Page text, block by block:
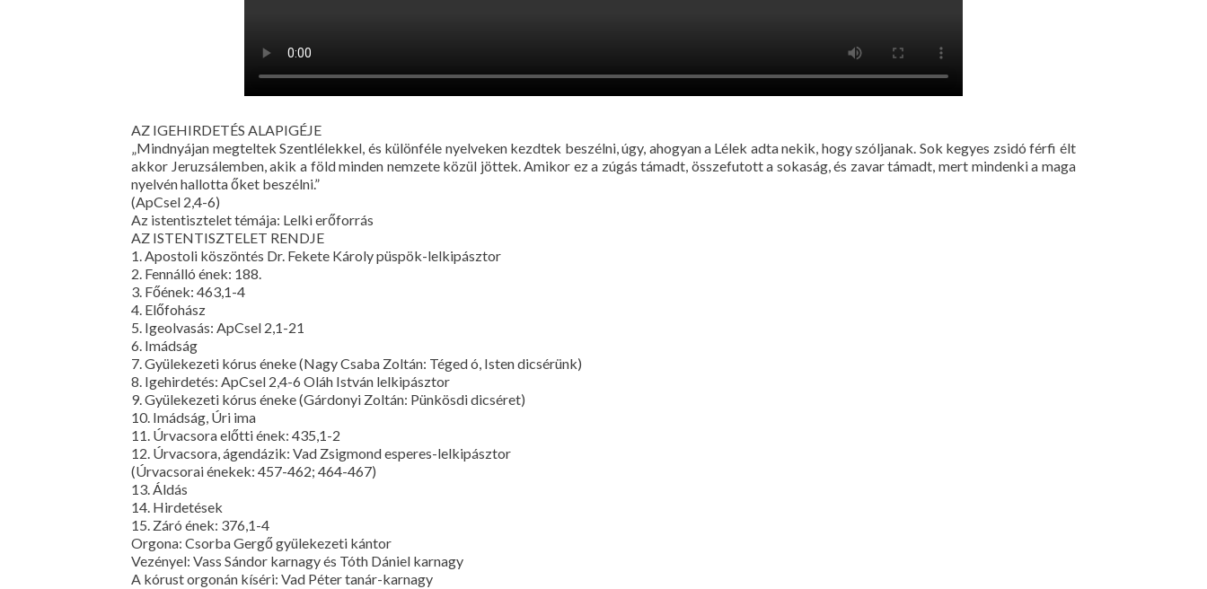
AZ IGEHIRDETÉS ALAPIGÉJE
„Mindnyájan megteltek Szentlélekkel, és különféle nyelveken kezdtek beszélni, úgy, ahogyan a Lélek adta nekik, hogy szóljanak. Sok kegyes zsidó férfi élt
akkor Jeruzsálemben, akik a föld minden nemzete közül jöttek. Amikor ez a zúgás támadt, összefutott a sokaság, és zavar támadt, mert mindenki a maga
nyelvén hallotta őket beszélni.”
(ApCsel 2,4-6)
Az istentisztelet témája: Lelki erőforrás
AZ ISTENTISZTELET RENDJE
1. Apostoli köszöntés Dr. Fekete Károly püspök-lelkipásztor
2. Fennálló ének: 188.
3. Főének: 463,1-4
4. Előfohász
5. Igeolvasás: ApCsel 2,1-21
6. Imádság
7. Gyülekezeti kórus éneke (Nagy Csaba Zoltán: Téged ó, Isten dicsérünk)
8. Igehirdetés: ApCsel 2,4-6 Oláh István lelkipásztor
9. Gyülekezeti kórus éneke (Gárdonyi Zoltán: Pünkösdi dicséret)
10. Imádság, Úri ima
11. Úrvacsora előtti ének: 435,1-2
12. Úrvacsora, ágendázik: Vad Zsigmond esperes-lelkipásztor
(Úrvacsorai énekek: 457-462; 464-467)
13. Áldás
14. Hirdetések
15. Záró ének: 376,1-4
Orgona: Csorba Gergő gyülekezeti kántor
Vezényel: Vass Sándor karnagy és Tóth Dániel karnagy
A kórust orgonán kíséri: Vad Péter tanár-karnagy